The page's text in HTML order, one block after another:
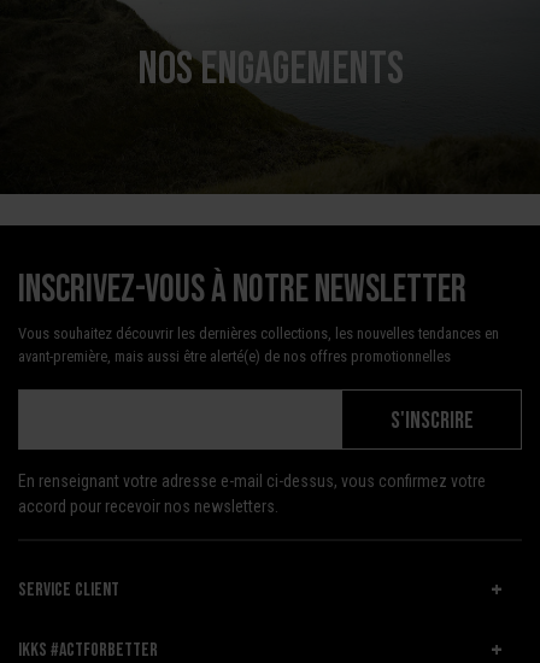
NOS ENGAGEMENTS
Inscrivez-vous à notre newsletter
Vous souhaitez découvrir les dernières collections, les nouvelles tendances en
avant-première, mais aussi être alerté(e) de nos offres promotionnelles
S'INSCRIRE
En renseignant votre adresse e-mail ci-dessus, vous confirmez votre
accord pour recevoir nos newsletters.
SERVICE CLIENT
IKKS #ACTFORBETTER